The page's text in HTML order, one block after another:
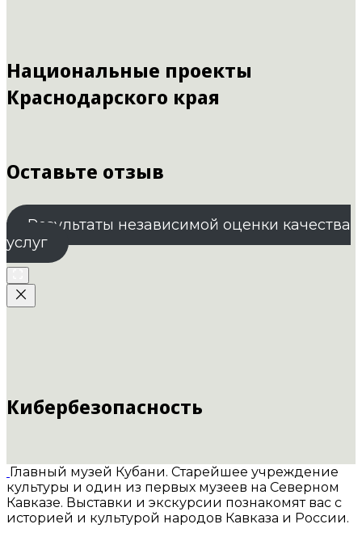
Национальные проекты
Краснодарского края
Оставьте отзыв
Результаты независимой оценки качества
услуг
Кибербезопасность
Главный музей Кубани. Старейшее учреждение
культуры и один из первых музеев на Северном
Кавказе. Выставки и экскурсии познакомят вас с
историей и культурой народов Кавказа и России.